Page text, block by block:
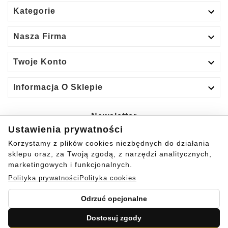
Kategorie 
Nasza Firma 
Twoje Konto 
Informacja O Sklepie 
Newsletter
Tak
Możesz zrezygnować w każdej chwili.
© 2024 - Szycie z Pasją. Wszystkie prawa zastrzeżone.
Ustawienia prywatności
Korzystamy z plików cookies niezbędnych do działania
sklepu oraz, za Twoją zgodą, z narzędzi analitycznych,
marketingowych i funkcjonalnych.
Polityka prywatności Polityka cookies
Odrzuć opcjonalne
Dostosuj zgody